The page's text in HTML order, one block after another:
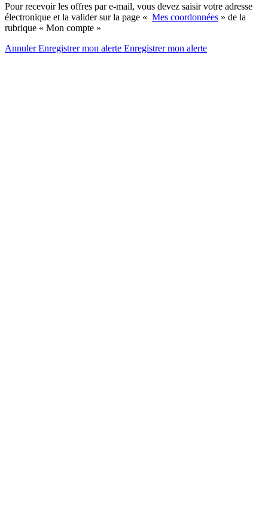
Pour recevoir les offres par e-mail, vous devez saisir votre adresse
électronique et la valider sur la page « Mes coordonnées » de la
rubrique « Mon compte »
AnnulerEnregistrer mon alerte Enregistrermon alerte